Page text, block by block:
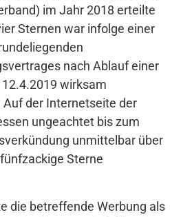
im Jahr 2018 erteilte
Sternen war infolge einer
nach Ablauf einer
wirksam
der Internetseite der
ungeachtet bis zum
unmittelbar über
Sterne
die betreffende Werbung als